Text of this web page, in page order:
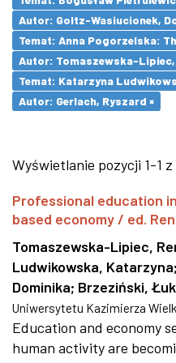
Autor: Goltz-Wasiucionek,
Temat: Anna Pogorzelska:
Autor: Tomaszewska-Lipiec,
Temat: Katarzyna
Autor: Gerlach, Ryszard ×
Wyświetlanie pozycji 1-1 z
Professional education
based economy / ed.
Tomaszewska-Lipiec,
Ludwikowska, Katarzyna;
Dominika; Brzeziński,
Uniwersytetu Kazimierza
Education and economy
human activity are